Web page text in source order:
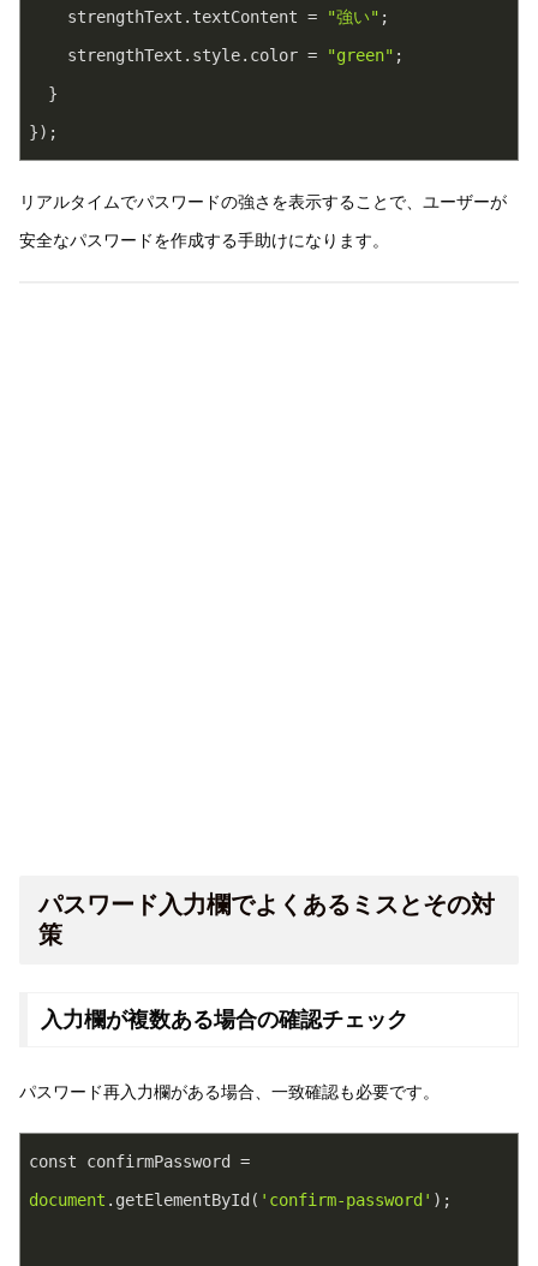
    strengthText.textContent =
"強い" ;
    strengthText.style.color =
"green" ;
  }
});
リアルタイムでパスワードの強さを表示することで、ユーザーが
安全なパスワードを作成する手助けになります。
パスワード入力欄でよくあるミスとその対
策
入力欄が複数ある場合の確認チェック
パスワード再入力欄がある場合、一致確認も必要です。
document .getElementById( 'confirm-password' );